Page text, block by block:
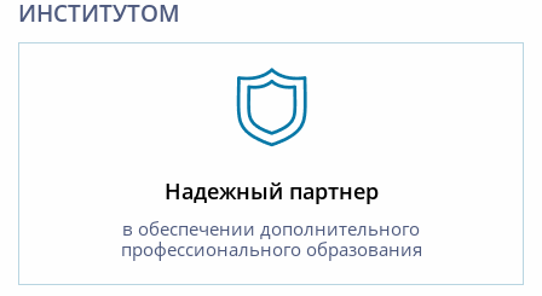
ИНСТИТУТОМ
Надежный партнер
в обеспечении дополнительного
профессионального образования